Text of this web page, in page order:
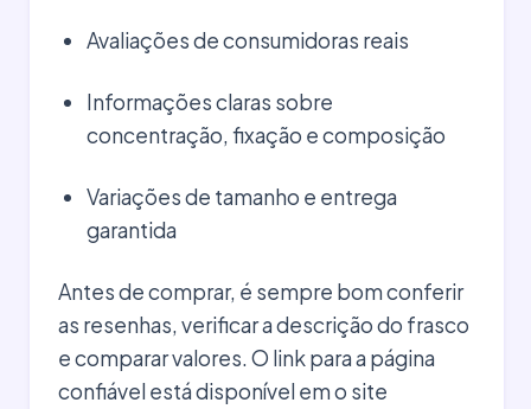
Avaliações de consumidoras reais
Informações claras sobre
concentração, fixação e composição
Variações de tamanho e entrega
garantida
Antes de comprar, é sempre bom conferir
as resenhas, verificar a descrição do frasco
e comparar valores. O link para a página
confiável está disponível em o site